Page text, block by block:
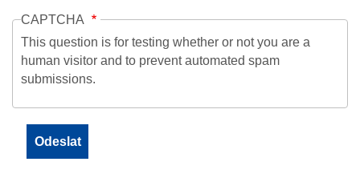
CAPTCHA
This question is for testing whether or not you are a
human visitor and to prevent automated spam
submissions.